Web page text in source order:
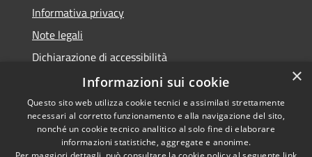
Informativa privacy
Note legali
Dichiarazione di accessibilità
Dichiarazione di accessibilità dal 2025
RSS Copyright © 2026 • Comune di
×
Informazioni sui cookie
Questo sito web utilizza cookie tecnici e assimilati strettamente
necessari al corretto funzionamento e alla navigazione del sito,
nonché un cookie tecnico analitico al solo fine di elaborare
informazioni statistiche, aggregate e anonime.